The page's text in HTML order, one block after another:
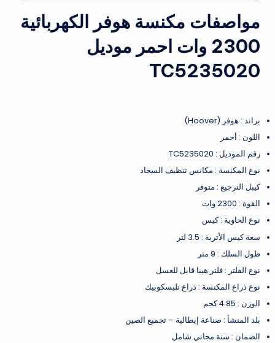
مواصفات مكنسة هوفر الكهربائية
2300 وات احمر موديل
TC5235020
براند : هوفر (Hoover)
اللون : أحمر
رقم الموديل : TC5235020
نوع المكنسة : مكانس تنظيف السجاد
كيبل الترجيع : متوفر
القوة : 2300 وات
نوع الحاوية : كيس
سعة كيس الأتربة : 3.5 لتر
طول السلك : 9 متر
نوع الفلتر : فلتر هيبا قابل للغسل
نوع ذراع المكنسة : ذراع تليسكوبيك
الوزن : 4.85 كجم
بلد المنشأ : صناعة إيطالية – تجميع الصين
الضمان : سنة مجاني شامل